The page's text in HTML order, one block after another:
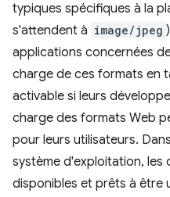
typiques spécifiques à la
s'attendent à image/jpeg
applications concernées
charge de ces formats en
activable si leurs
charge des formats Web
pour leurs utilisateurs.
système d'exploitation,
disponibles et prêts à être